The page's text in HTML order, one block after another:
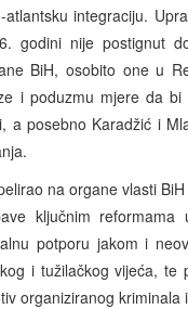
integraciju.
godini nije postignut
BiH, osobito one u
i poduzmu mjere da
a posebno Karadžić i
na organe vlasti
ključnim reformama
potporu jakom i
i tužilačkog vijeća, te
organiziranog kriminala